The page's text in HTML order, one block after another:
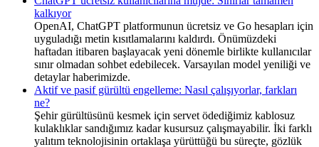
kalkıyor
OpenAI, ChatGPT platformunun ücretsiz ve Go hesapları için
uyguladığı metin kısıtlamalarını kaldırdı. Önümüzdeki
haftadan itibaren başlayacak yeni dönemle birlikte kullanıcılar
sınır olmadan sohbet edebilecek. Varsayılan model yeniliği ve
detaylar haberimizde.
Aktif ve pasif gürültü engelleme: Nasıl çalışıyorlar, farkları
ne?
Şehir gürültüsünü kesmek için servet ödediğimiz kablosuz
kulaklıklar sandığımız kadar kusursuz çalışmayabilir. İki farklı
yalıtım teknolojisinin ortaklaşa yürüttüğü bu süreçte, gözlük